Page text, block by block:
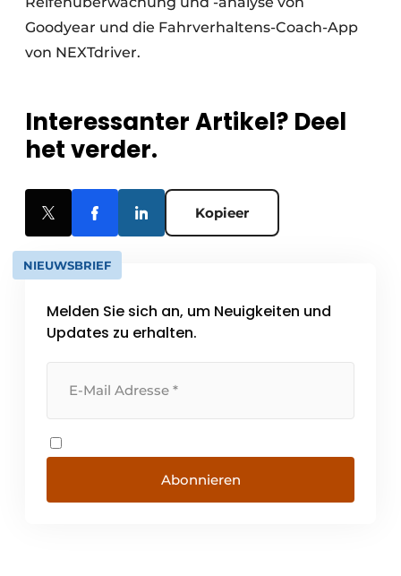
Goodyear und die Fahrverhaltens-Coach-App
von NEXTdriver.
Interessanter Artikel? Deel
het verder.
Kopieer
NIEUWSBRIEF
Melden Sie sich an, um Neuigkeiten und
Updates zu erhalten.
Abonnieren